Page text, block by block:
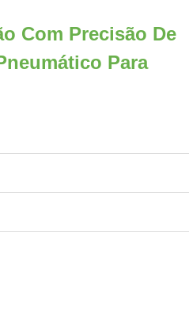
Com Precisão De
Para